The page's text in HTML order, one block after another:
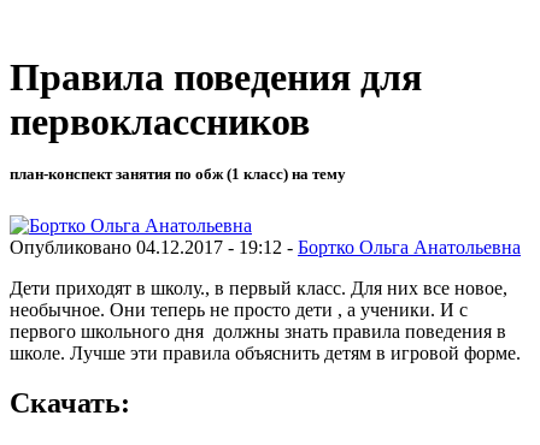
Правила поведения для
первоклассников
план-конспект занятия по обж (1 класс) на тему
Опубликовано 04.12.2017 - 19:12 - Бортко Ольга Анатольевна
Дети приходят в школу., в первый класс. Для них все новое,
необычное. Они теперь не просто дети , а ученики. И с
первого школьного дня должны знать правила поведения в
школе. Лучше эти правила объяснить детям в игровой форме.
Скачать: